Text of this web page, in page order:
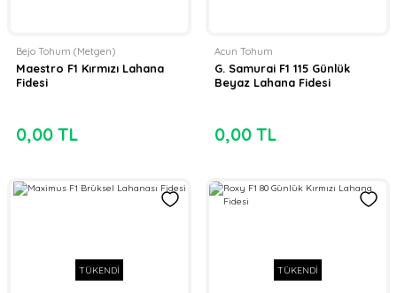
Bejo Tohum (Metgen)
Maestro F1 Kırmızı Lahana
Fidesi
0,00 TL
Acun Tohum
G. Samurai F1 115 Günlük
Beyaz Lahana Fidesi
0,00 TL
TÜKENDİ TÜKENDİ